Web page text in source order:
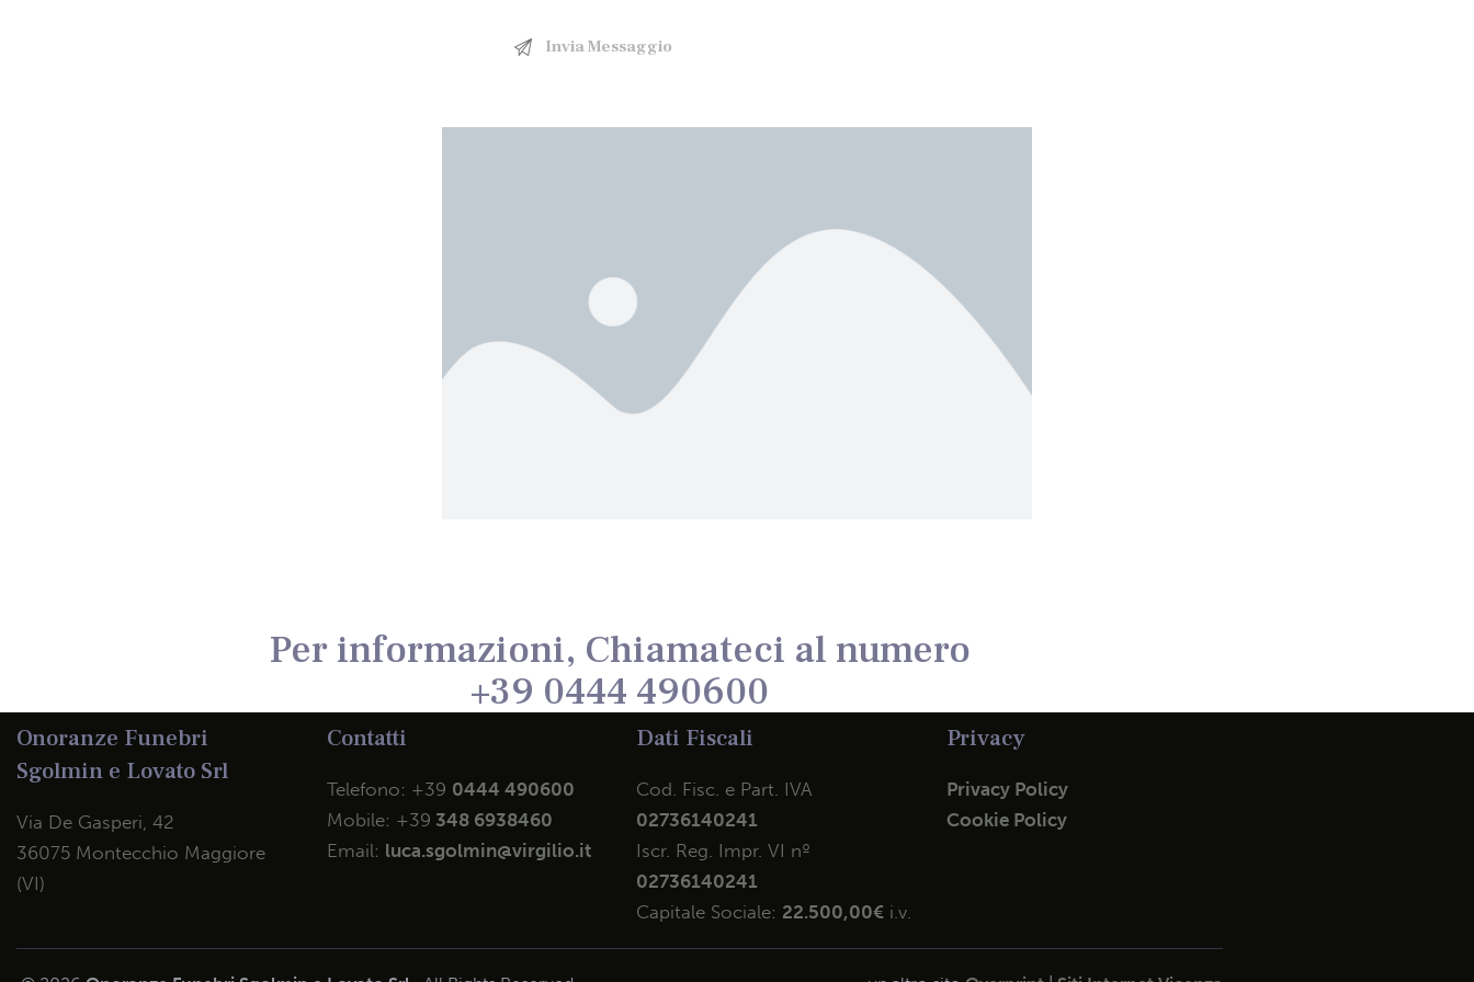
Per informazioni, Chiamateci al numero
+39 0444 490600
Onoranze Funebri
Sgolmin e Lovato Srl
Via De Gasperi, 42
36075 Montecchio Maggiore
(VI)
Contatti
Telefono: +39 0444 490600
Mobile: +39 348 6938460
Email: luca.sgolmin@virgilio.it
Dati Fiscali
Cod. Fisc. e Part. IVA
02736140241
Iscr. Reg. Impr. VI nº
02736140241
Capitale Sociale: 22.500,00€ i.v.
Privacy
Privacy Policy
Cookie Policy